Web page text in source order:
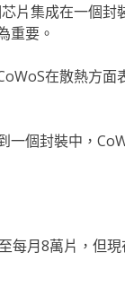
片集成在一個
重要。
在散熱方
一個封裝中，
每月8萬片，但